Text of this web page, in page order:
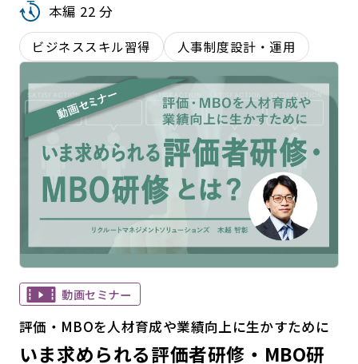
本編 22 分
ビジネススキル習得 人事制度設計・運用
動画セミナー
評価・MBOを人材育成や業績向上に生かすために
いま求められる評価者研修・MBO研